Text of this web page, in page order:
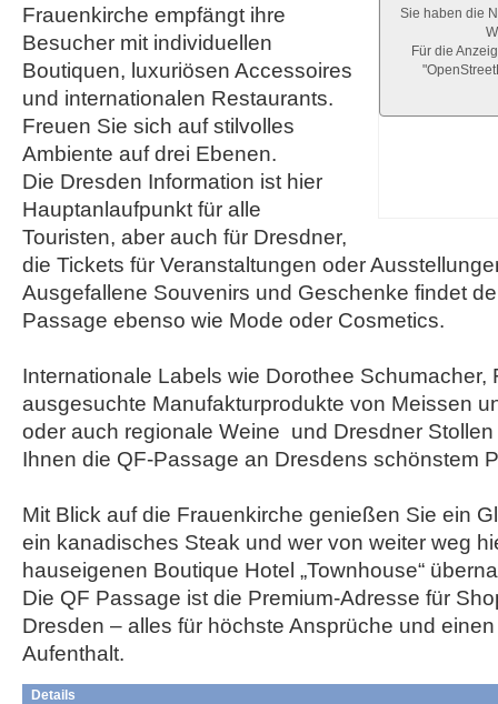
Sie haben die
Für die
Frauenkirche empfängt ihre
Besucher mit individuellen
Boutiquen, luxuriösen Accessoires
und internationalen Restaurants.
Freuen Sie sich auf stilvolles
Ambiente auf drei Ebenen.
Die Dresden Information ist hier
Hauptanlaufpunkt für alle
Touristen, aber auch für Dresdner,
die Tickets für Veranstaltungen oder
Ausgefallene Souvenirs und Geschenke findet
Passage ebenso wie Mode oder Cosmetics.
Internationale Labels wie Dorothee Schumacher,
ausgesuchte Manufakturprodukte von Meissen
oder auch regionale Weine und Dresdner
Ihnen die QF-Passage an Dresdens schönstem
Mit Blick auf die Frauenkirche genießen Sie ein
ein kanadisches Steak und wer von weiter weg
hauseigenen Boutique Hotel „Townhouse“
Die QF Passage ist die Premium-Adresse für
Dresden – alles für höchste Ansprüche und
Aufenthalt.
Details